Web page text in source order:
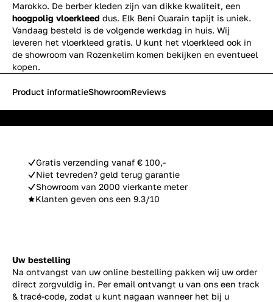
Marokko. De berber kleden zijn van dikke kwaliteit, een
hoogpolig vloerkleed dus. Elk Beni Ouarain tapijt is uniek.
Vandaag besteld is de volgende werkdag in huis. Wij
leveren het vloerkleed gratis. U kunt het vloerkleed ook in
de showroom van Rozenkelim komen bekijken en eventueel
kopen.
Gratis verzending vanaf € 100,-
Niet tevreden? geld terug garantie
Showroom van 2000 vierkante meter
Klanten geven ons een 9.3/10
Product informatieShowroomReviews
Uw bestelling
Na ontvangst van uw online bestelling pakken wij uw order
direct zorgvuldig in. Per email ontvangt u van ons een track
& tracé-code, zodat u kunt nagaan wanneer het bij u